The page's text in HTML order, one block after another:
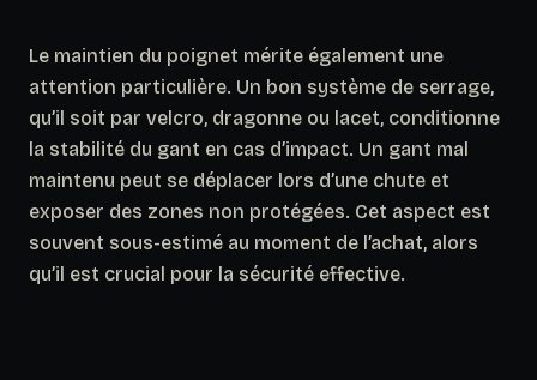
Le maintien du poignet mérite également une
attention particulière. Un bon système de serrage,
qu’il soit par velcro, dragonne ou lacet, conditionne
la stabilité du gant en cas d’impact. Un gant mal
maintenu peut se déplacer lors d’une chute et
exposer des zones non protégées. Cet aspect est
souvent sous-estimé au moment de l’achat, alors
qu’il est crucial pour la sécurité effective.